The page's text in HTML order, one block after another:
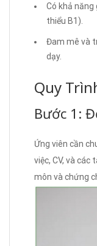
Có khả
thiểu B1).
Đam mê và
dạy.
Quy
Bước 1:
Ứng viên cần
việc, CV, và các
môn và chứng